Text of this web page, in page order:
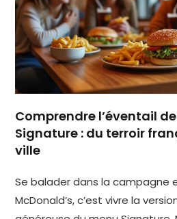
Comprendre l’éventail
Signature : du terroir
ville
Se balader dans la campagne
McDonald’s, c’est vivre la